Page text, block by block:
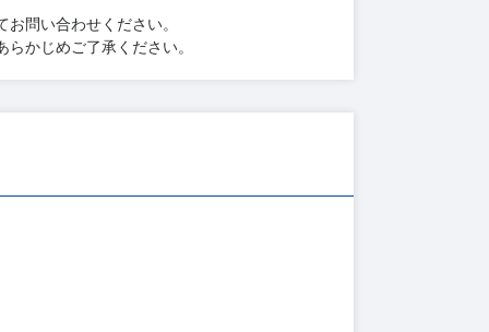
問い合わせください。
かじめご了承ください。